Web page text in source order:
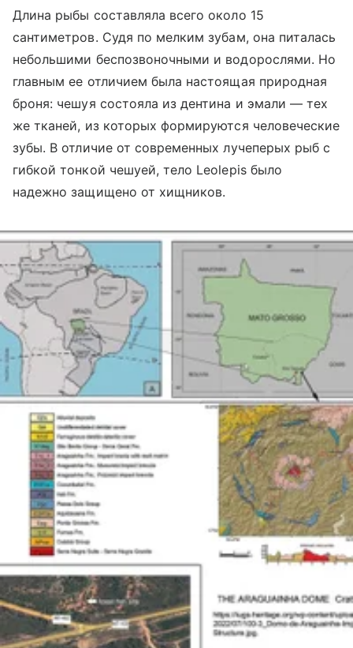
Длина рыбы составляла всего около 15
сантиметров. Судя по мелким зубам, она питалась
небольшими беспозвоночными и водорослями. Но
главным ее отличием была настоящая природная
броня: чешуя состояла из дентина и эмали — тех
же тканей, из которых формируются человеческие
зубы. В отличие от современных лучеперых рыб с
гибкой тонкой чешуей, тело Leolepis было
надежно защищено от хищников.